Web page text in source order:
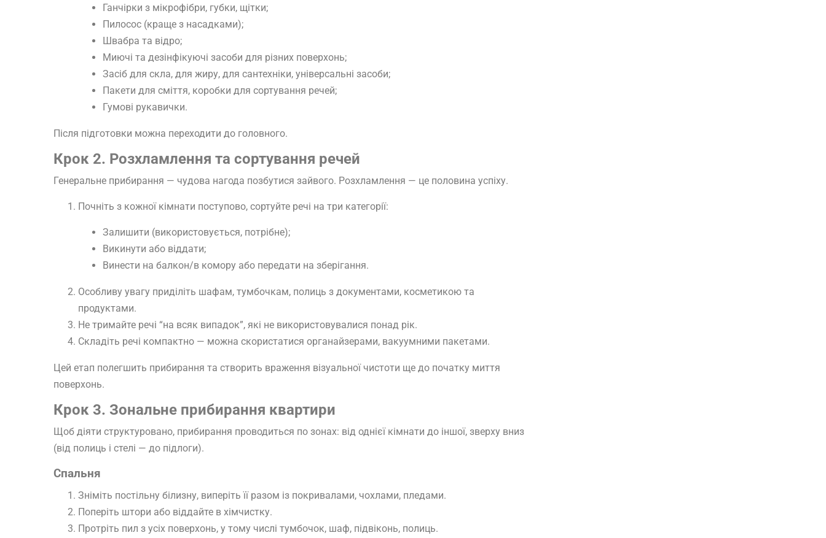
Ганчірки з мікрофібри, губки, щітки;
Пилосос (краще з насадками);
Швабра та відро;
Миючі та дезінфікуючі засоби для різних поверхонь;
Засіб для скла, для жиру, для сантехніки, універсальні засоби;
Пакети для сміття, коробки для сортування речей;
Гумові рукавички.
Після підготовки можна переходити до головного.
Крок 2. Розхламлення та сортування речей
Генеральне прибирання — чудова нагода позбутися зайвого. Розхламлення — це половина успіху.
Почніть з кожної кімнати поступово, сортуйте речі на три категорії:
Залишити (використовується, потрібне);
Викинути або віддати;
Винести на балкон/в комору або передати на зберігання.
Особливу увагу приділіть шафам, тумбочкам, полиць з документами, косметикою та
продуктами.
Не тримайте речі “на всяк випадок”, які не використовувалися понад рік.
Складіть речі компактно — можна скористатися органайзерами, вакуумними пакетами.
Цей етап полегшить прибирання та створить враження візуальної чистоти ще до початку миття
поверхонь.
Крок 3. Зональне прибирання квартири
Щоб діяти структуровано, прибирання проводиться по зонах: від однієї кімнати до іншої, зверху вниз
(від полиць і стелі — до підлоги).
Спальня
Зніміть постільну білизну, виперіть її разом із покривалами, чохлами, пледами.
Поперіть штори або віддайте в хімчистку.
Протріть пил з усіх поверхонь, у тому числі тумбочок, шаф, підвіконь, полиць.